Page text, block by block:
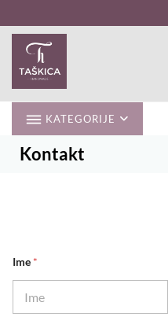
to
content
KATEGORIJE
Kontakt
Ime *